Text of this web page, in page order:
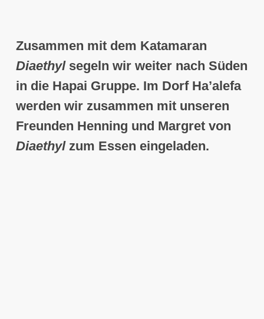
Zusammen mit dem Katamaran
Diaethylsegeln wir weiter nach Süden
in dieHapai Gruppe. Im Dorf Ha’alefa
werden wir zusammen mit unseren
Freunden Henning und Margret von
Diaethylzum Essen eingeladen.